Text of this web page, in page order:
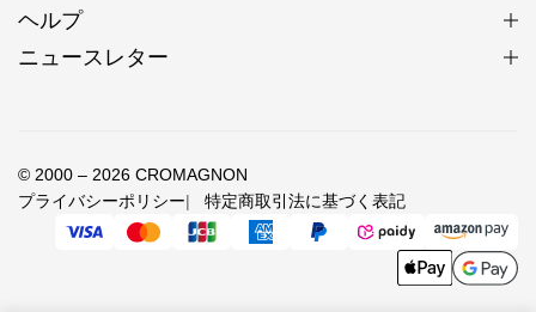
ヘルプ
ニュースレター
© 2000 – 2026 CROMAGNON
プライバシーポリシー
特定商取引法に基づく表記